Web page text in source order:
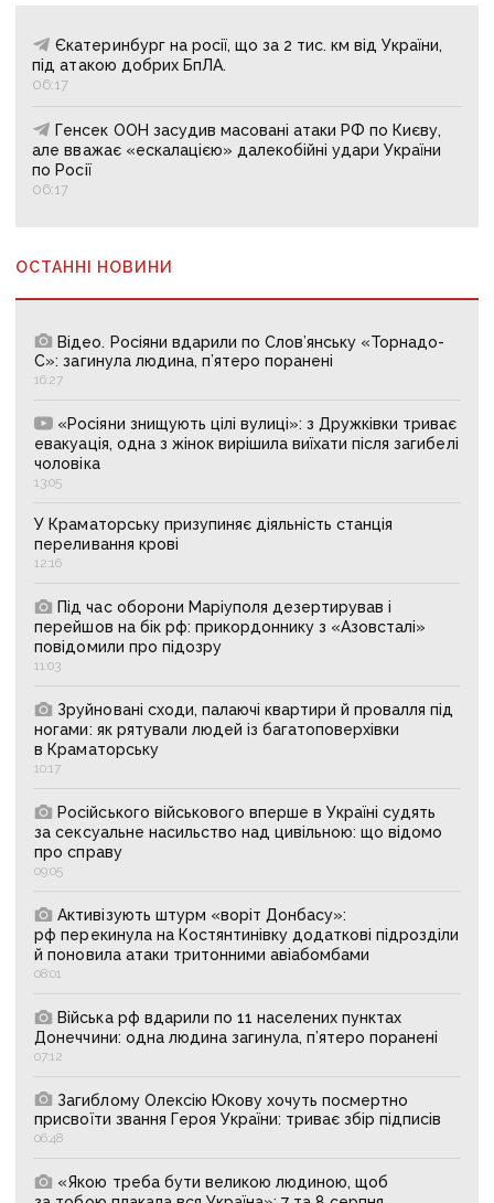
Єкатеринбург на росії, що за 2 тис. км від України,
під атакою добрих БпЛА.
06:17
Генсек ООН засудив масовані атаки РФ по Києву,
але вважає «ескалацією» далекобійні удари України
по Росії
06:17
ОСТАННІ НОВИНИ
Відео. Росіяни вдарили по Слов’янську «Торнадо-
С»: загинула людина, п’ятеро поранені
16:27
«Росіяни знищують цілі вулиці»: з Дружківки триває
евакуація, одна з жінок вирішила виїхати після загибелі
чоловіка
13:05
У Краматорську призупиняє діяльність станція
переливання крові
12:16
Під час оборони Маріуполя дезертирував і
перейшов на бік рф: прикордоннику з «Азовсталі»
повідомили про підозру
11:03
Зруйновані сходи, палаючі квартири й провалля під
ногами: як рятували людей із багатоповерхівки
в Краматорську
10:17
Російського військового вперше в Україні судять
за сексуальне насильство над цивільною: що відомо
про справу
09:05
Активізують штурм «воріт Донбасу»:
рф перекинула на Костянтинівку додаткові підрозділи
й поновила атаки тритонними авіабомбами
08:01
Війська рф вдарили по 11 населених пунктах
Донеччини: одна людина загинула, п’ятеро поранені
07:12
Загиблому Олексію Юкову хочуть посмертно
присвоїти звання Героя України: триває збір підписів
06:48
«Якою треба бути великою людиною, щоб